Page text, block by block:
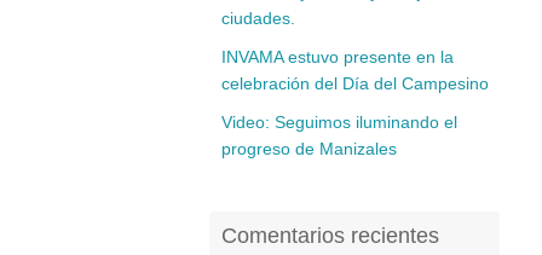
ciudades.
INVAMA estuvo presente en la
celebración del Día del Campesino
Video: Seguimos iluminando el
progreso de Manizales
Comentarios recientes